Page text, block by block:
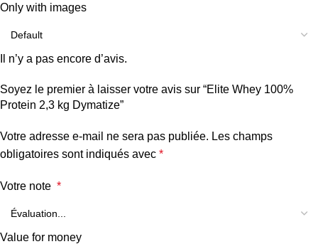
Only with images
Il n’y a pas encore d’avis.
Soyez le premier à laisser votre avis sur “Elite Whey 100%
Protein 2,3 kg Dymatize”
Votre adresse e-mail ne sera pas publiée. Les champs
obligatoires sont indiqués avec *
Votre note *
Value for money